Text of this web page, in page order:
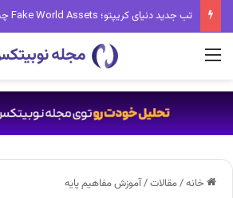
منو
خانه/مقالات/آموزش مفاهیم پایه